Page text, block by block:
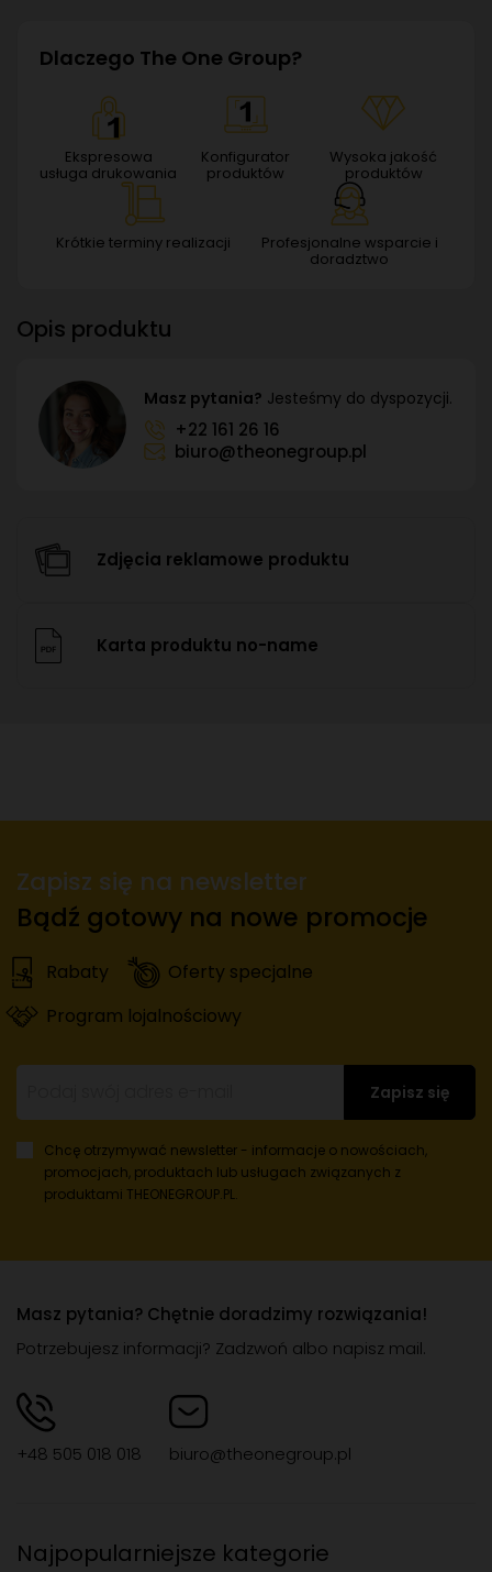
Opis produktu
Masz pytania? Jesteśmy do dyspozycji.
+22 161 26 16
biuro@theonegroup.pl
Zdjęcia reklamowe produktu
Karta produktu no-name
Dlaczego The One Group?
Ekspresowa
usługa drukowania
Konfigurator
produktów
Wysoka jakość
produktów
Krótkie terminy realizacji Profesjonalne wsparcie i
doradztwo
Zapisz się na newsletter
Bądź gotowy na nowe promocje
Rabaty
Oferty specjalne
Program lojalnościowy
Zapisz się
Chcę otrzymywać newsletter - informacje o nowościach,
promocjach, produktach lub usługach związanych z
produktami THEONEGROUP.PL.
Masz pytania? Chętnie doradzimy rozwiązania!
Potrzebujesz informacji? Zadzwoń albo napisz mail.
+48 505 018 018 biuro@theonegroup.pl
Najpopularniejsze kategorie